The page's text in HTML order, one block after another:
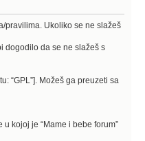
pravilima. Ukoliko se ne slažeš
dogodilo da se ne slažeš s
“GPL”]. Možeš ga preuzeti sa
kojoj je “Mame i bebe forum”